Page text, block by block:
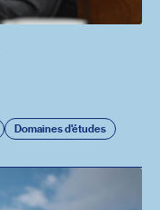
Domaines d'études